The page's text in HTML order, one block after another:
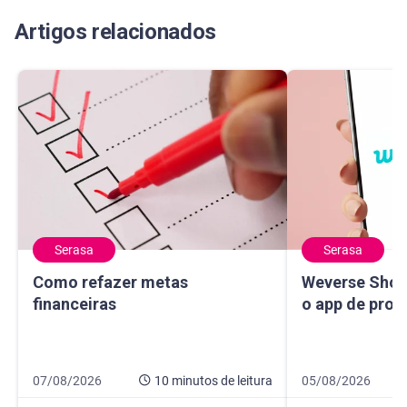
Artigos relacionados
Serasa
Como refazer metas
financeiras
Como refazer metas financeiras
Data de publicação 7 de agosto de 2026
07/08/2026 10 minutosde leitura
10 minutos de leitura
Serasa
Weverse
o app de
Weverse Shop:
Data de
05/08/2026
10 minutos de